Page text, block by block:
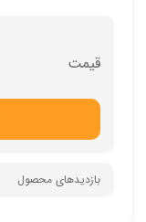
بازدیدهای محصول